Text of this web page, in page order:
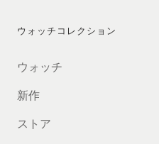
ウォッチコレクション
ウォッチ
新作
ストア